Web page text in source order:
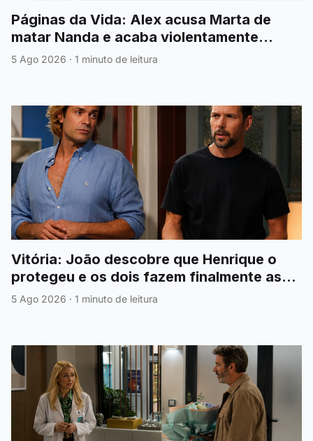
Páginas da Vida: Alex acusa Marta de
matar Nanda e acaba violentamente
agredido
5 Ago 2026 · 1 minuto de leitura
Vitória: João descobre que Henrique o
protegeu e os dois fazem finalmente as
pazes
5 Ago 2026 · 1 minuto de leitura